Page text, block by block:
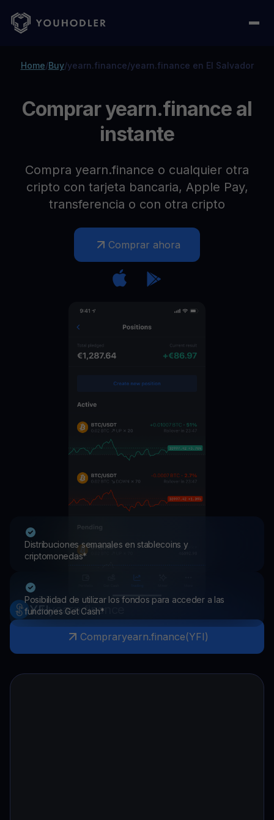
Home/Buy/yearn.finance/yearn.finance en El Salvador
Comprar yearn.finance al
instante
Compra yearn.finance o cualquier otra
cripto con tarjeta bancaria, Apple Pay,
transferencia o con otra cripto
Comprar ahora
Distribuciones semanales en stablecoins y
criptomonedas*
Posibilidad de utilizar los fondos para acceder a las
funciones Get Cash*
YFIyearn.finance
Compraryearn.finance(YFI)